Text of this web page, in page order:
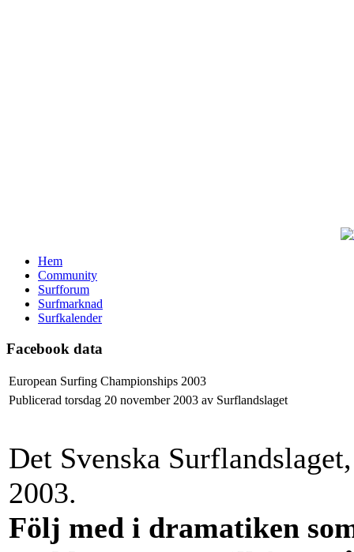
Hem
Community
Surfforum
Surfmarknad
Surfkalender
Facebook data
European Surfing Championships 2003
Publicerad torsdag 20 november 2003 av Surflandslaget
Det Svenska
2003.
Följ med i dramatiken